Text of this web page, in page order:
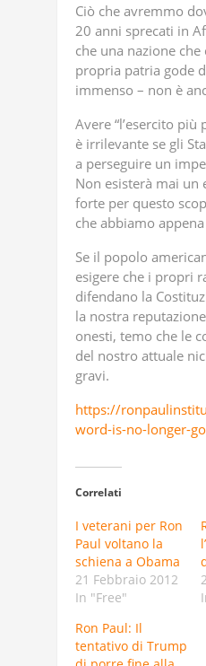
Ciò che avremmo
20 anni sprecati in
che una nazione
propria patria gode
immenso – non è
Avere “l’esercito
è irrilevante se gli
a perseguire un
Non esisterà mai un
forte per questo
che abbiamo
Se il popolo
esigere che i propri
difendano la
la nostra
onesti, temo che le
del nostro attuale
gravi.
https://
word-is-no-longer-
Correlati
I veterani per Ron
Paul voltano la
schiena a Obama
21 Febbraio 2012
In "Free"
Ron Paul: Il
tentativo di Trump